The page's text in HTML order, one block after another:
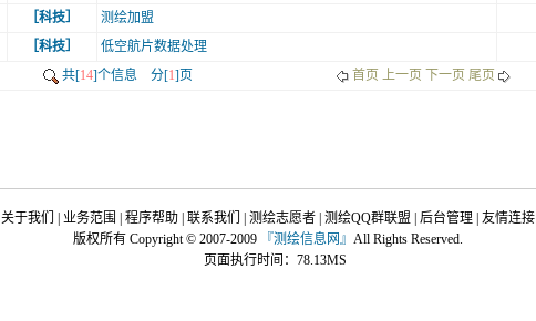
［科技］
测绘加盟
［科技］
低空航片数据处理
共[14]个信息 分[1]页 首页 上一页 下一页 尾页
关于我们 业务范围 程序帮助 联系我们 测绘志愿者 测绘QQ群联盟 后台管理 友情连接
版权所有 Copyright © 2007-2009
『测绘信息网』 All Rights Reserved.
页面执行时间：78.13MS